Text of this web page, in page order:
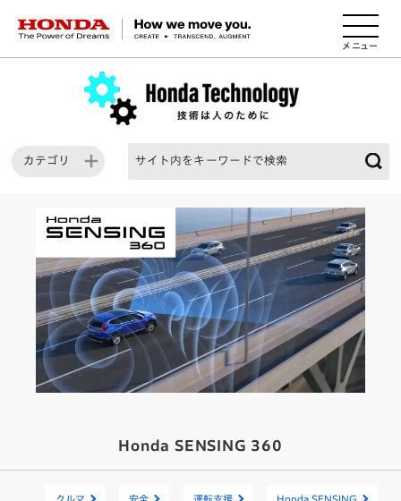
HONDA The Power of Dreams
カテゴリ
Honda SENSING 360
クルマ 安全 運転支援 Honda SENSING